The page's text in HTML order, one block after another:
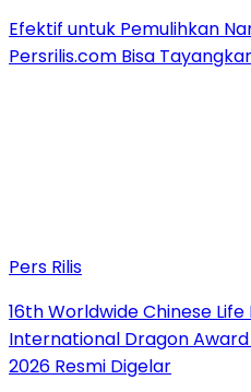
Efektif untuk Pemulihkan
Persrilis.com Bisa
Pers Rilis
16th Worldwide Chinese
International Dragon
2026 Resmi Digelar